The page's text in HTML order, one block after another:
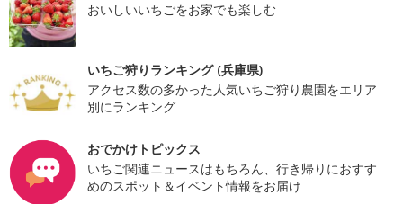
おいしいいちごをお家でも楽しむ
いちご狩りランキング (兵庫県)
アクセス数の多かった人気いちご狩り農園をエリア
別にランキング
おでかけトピックス
いちご関連ニュースはもちろん、行き帰りにおすす
めのスポット＆イベント情報をお届け